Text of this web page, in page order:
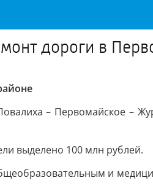
дороги в
– Первомайское –
выделено 100 млн рублей.
и